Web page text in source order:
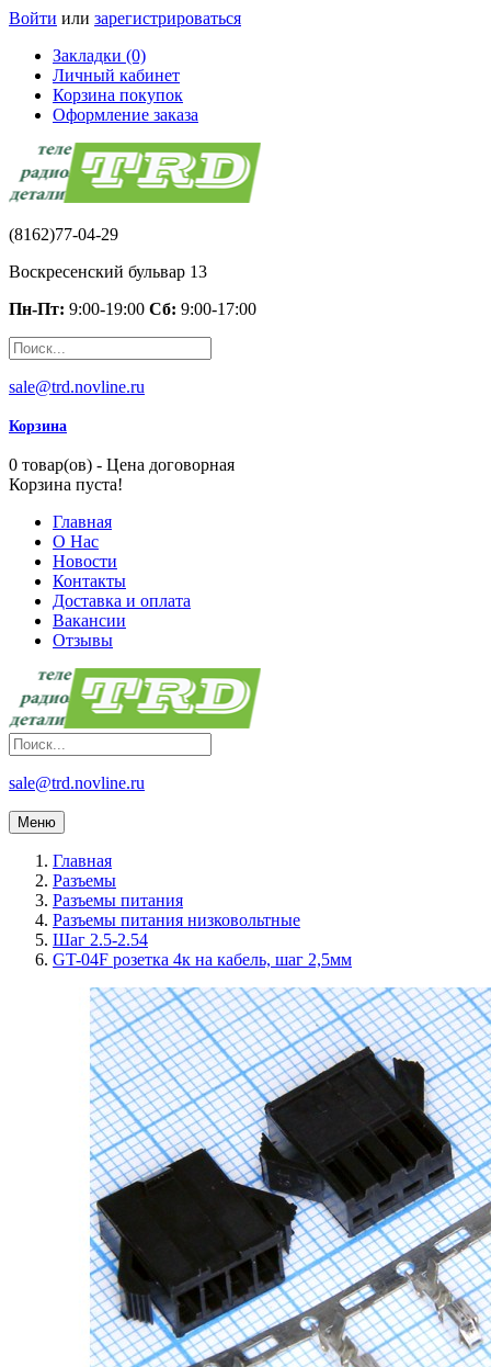
Войти или зарегистрироваться
Закладки (0)
Личный кабинет
Корзина покупок
Оформление заказа
(8162)77-04-29
Воскресенский бульвар 13
Пн-Пт: 9:00-19:00 Сб: 9:00-17:00
sale@trd.novline.ru
Корзина
0 товар(ов) - Цена договорная
Корзина пуста!
Главная
О Нас
Новости
Контакты
Доставка и оплата
Вакансии
Отзывы
sale@trd.novline.ru
Меню
Главная
Разъемы
Разъемы питания
Разъемы питания низковольтные
Шаг 2.5-2.54
GT-04F розетка 4к на кабель, шаг 2,5мм